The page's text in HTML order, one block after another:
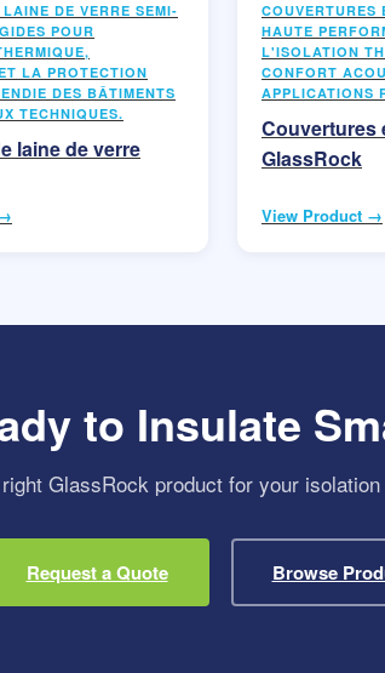
DE VERRE SEMI-
POUR
LA PROTECTION
DES BÂTIMENTS
TECHNIQUES.
laine de verre
COUVERTURES
HAUTE
L'ISOLATION
CONFORT
APPLICATIONS
Couvertures
GlassRock
View Product →
to Insulate
GlassRock product for your
Request a Quote Browse